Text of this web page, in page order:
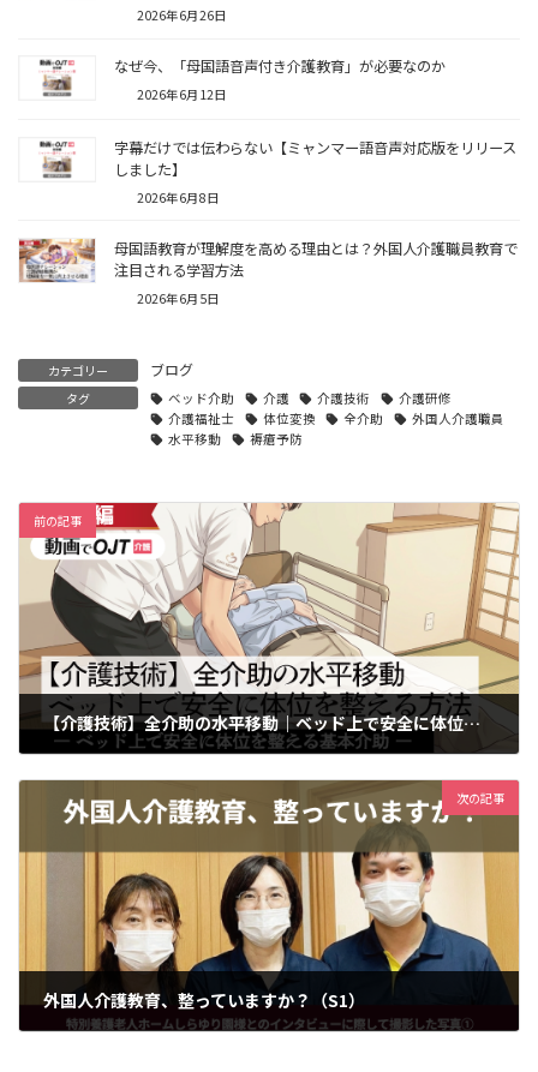
2026年6月26日
なぜ今、「母国語音声付き介護教育」が必要なのか
2026年6月12日
字幕だけでは伝わらない【ミャンマー語音声対応版をリリース
しました】
2026年6月8日
母国語教育が理解度を高める理由とは？外国人介護職員教育で
注目される学習方法
2026年6月5日
カテゴリー ブログ
タグ ベッド介助 介護 介護技術
介護研修
介護福祉士
体位変換 全介助
外国人介護職員
水平移動
褥瘡予防
前の記事
【介護技術】全介助の水平移動｜ベッド上で安全に体位を整える方法
次の記事
外国人介護教育、整っていますか？（S1）